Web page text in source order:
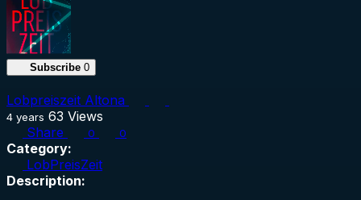
Subscribe 0
Lobpreiszeit Altona
4 years 63 Views
Share
0 0
Category:
LobPreisZeit
Description: